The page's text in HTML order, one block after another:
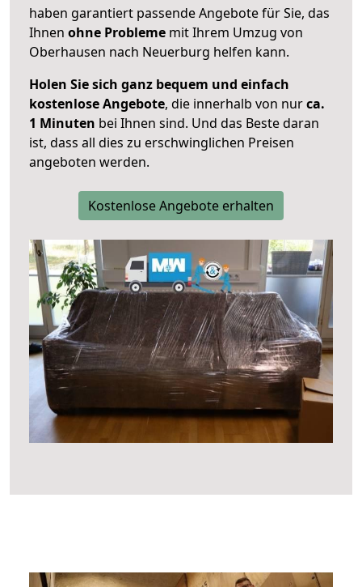
haben garantiert passende Angebote für Sie, das
Ihnen ohne Probleme mit Ihrem Umzug von
Oberhausen nach Neuerburg helfen kann.
Holen Sie sich ganz bequem und einfach
kostenlose Angebote, die innerhalb von nurca.
1 Minuten bei Ihnen sind. Und das Beste daran
ist, dass all dies zu erschwinglichen Preisen
angeboten werden.
Kostenlose Angebote erhalten